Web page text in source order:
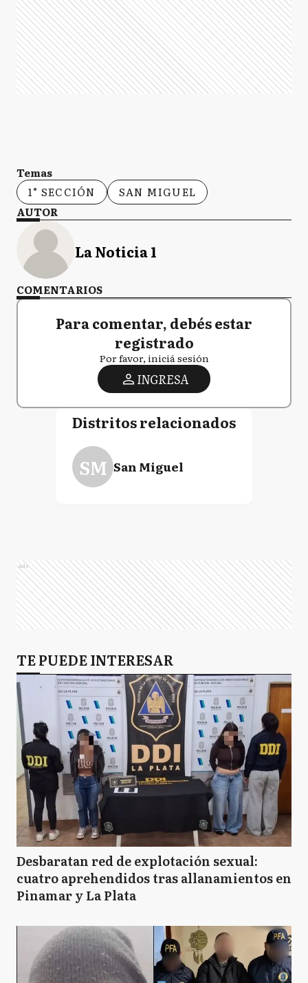
Temas
1° SECCIÓN
SAN MIGUEL
AUTOR
La Noticia 1
COMENTARIOS
Para comentar, debés estar
registrado
Por favor, iniciá sesión
INGRESA
Distritos relacionados
SM San Miguel
Ads
TE PUEDE INTERESAR
Desbaratan red de explotación sexual:
cuatro aprehendidos tras allanamientos en
Pinamar y La Plata